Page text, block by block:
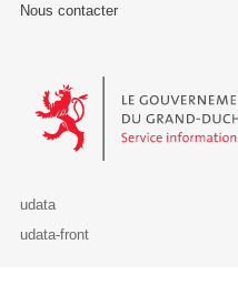
Nous contacter
Le Gouvernement du Grand-
udata
udata-front